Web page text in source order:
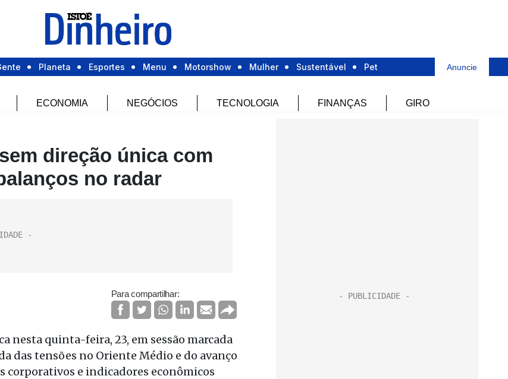
Planeta Esportes Menu Motorshow Mulher Sustentável Pet Anuncie
ECONOMIA NEGÓCIOS TECNOLOGIA FINANÇAS GIRO
direção única com
no radar
Para compartilhar:
nesta quinta-feira, 23, em sessão marcada
das tensões no Oriente Médio e do avanço
corporativos e indicadores econômicos